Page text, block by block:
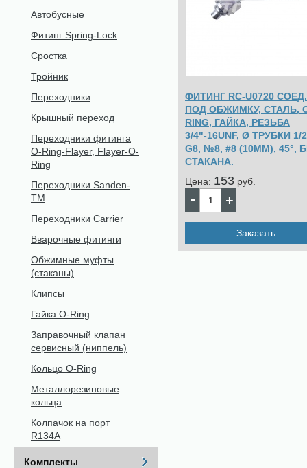
ФИТИНГ RC-U0720 СОЕД.
ПОД ОБЖИМКУ, СТАЛЬ,
RING, ГАЙКА, РЕЗЬБА
3/4"-16UNF, Ø ТРУБКИ 1/
G8, №8, #8 (10ММ), 45°,
СТАКАНА.
Цена: 153 pуб.
Заказать
Автобусные
Фитинг Spring-Lock
Сростка
Тройник
Переходники
Крышный переход
Переходники фитинга
O-Ring-Flayer, Flayer-O-
Ring
Переходники Sanden-
TM
Переходники Carrier
Вварочные фитинги
Обжимные муфты
(стаканы)
Клипсы
Гайка O-Ring
Заправочный клапан
сервисный (ниппель)
Кольцо O-Ring
Металлорезиновые
кольца
Колпачок на порт
R134A
Комплекты